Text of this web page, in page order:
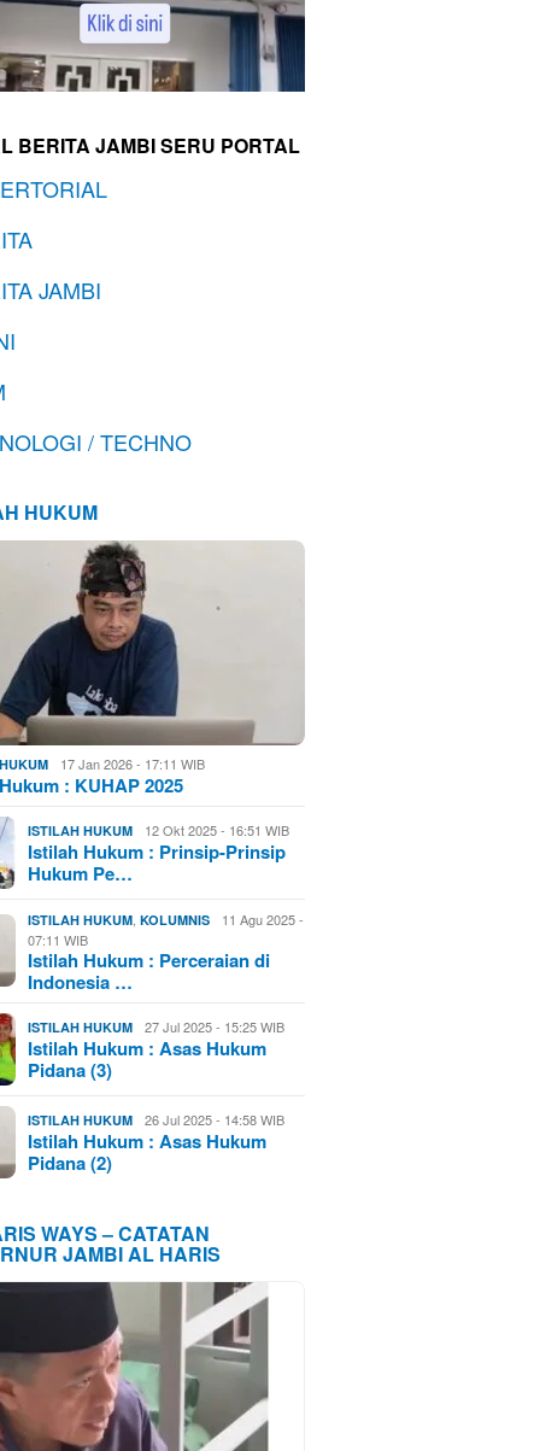
BERITA JAMBI SERU PORTAL
JAMBI
/ TECHNO
HUKUM
17 Jan 2026 - 17:11 WIB
: KUHAP 2025
ISTILAH HUKUM 12 Okt 2025 - 16:51 WIB
Istilah Hukum : Prinsip-Prinsip
Hukum Pe…
ISTILAH HUKUM ,KOLUMNIS
11 Agu 2025 -
07:11 WIB
Istilah Hukum : Perceraian di
Indonesia …
ISTILAH HUKUM 27 Jul 2025 - 15:25 WIB
Istilah Hukum : Asas Hukum
Pidana (3)
ISTILAH HUKUM 26 Jul 2025 - 14:58 WIB
Istilah Hukum : Asas Hukum
Pidana (2)
WAYS – CATATAN
JAMBI AL HARIS